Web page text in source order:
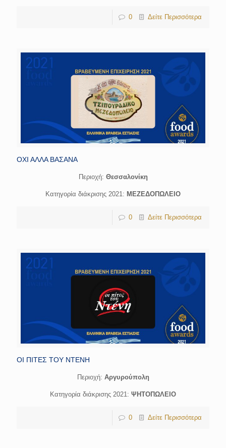
0 Δείτε Περισσότερα
ΟΧΙ ΑΛΛΑ ΒΑΣΑΝΑ
Περιοχή: Θεσσαλονίκη
Κατηγορία διάκρισης 2021: ΜΕΖΕΔΟΠΩΛΕΙΟ
0 Δείτε Περισσότερα
ΟΙ ΠΙΤΕΣ ΤΟΥ ΝΤΕΝΗ
Περιοχή: Αργυρούπολη
Κατηγορία διάκρισης 2021: ΨΗΤΟΠΩΛΕΙΟ
0 Δείτε Περισσότερα